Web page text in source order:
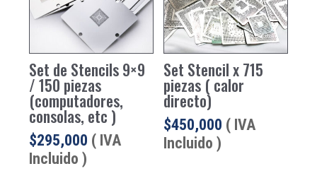
Set de Stencils 9×9
/ 150 piezas
(computadores,
consolas, etc )
$295,000 ( IVA
Incluido )
Set Stencil x 715
piezas ( calor
directo)
$450,000 ( IVA
Incluido )